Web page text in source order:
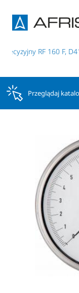
RF 160 F,
Przeglądaj